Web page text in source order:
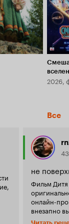
2026,
Все
не
Фильм
онлайн-
внезапно
без